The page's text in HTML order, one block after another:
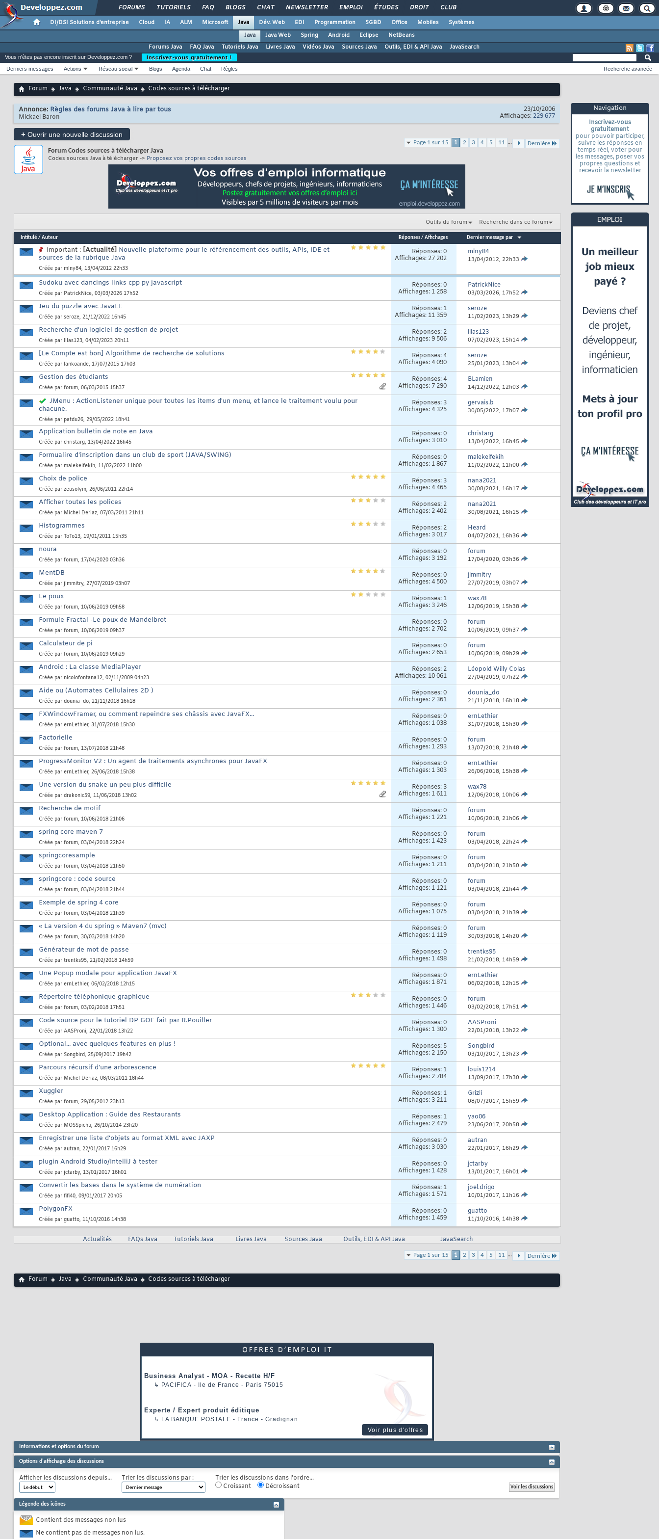
FORUMS TUTORIELS FAQ BLOGS CHAT NEWSLETTER EMPLOI ÉTUDES DROIT CLUB
DI/DSI Solutions d'entreprise Cloud IA ALM Microsoft Java Dév. Web EDI Programmation SGBD Office Mobiles
Systèmes
Java
Java Web Spring Android Eclipse
NetBeans
Forums Java
FAQ Java Tutoriels Java Livres Java Vidéos Java Sources Java Outils, EDI & API Java JavaSearch
Vous n'êtes pas encore inscrit sur Developpez.com ?
Inscrivez-vous gratuitement !
Derniers messages
Actions Réseau social Blogs Agenda Chat Règles Recherche avancée
Forum Java Communauté Java Codes sources à télécharger
Navigation
Inscrivez-vous
gratuitement
pour pouvoir participer,
suivre les réponses en
temps réel, voter pour
les messages, poser vos
propres questions et
recevoir la newsletter
Annonce: Règles des forums Java à lire par tous
Mickael Baron
23/10/2006
Affichages: 229 677
+ Ouvrir une nouvelle discussion
Page 1 sur 15 1 2 3 4 5 11 ... Dernière
Forum Codes sources à télécharger Java
Codes sources Java à télécharger -> Proposez vos propres codes sources
Outils du forum Recherche dans ce forum
Intitulé/ Auteur Réponses/ Affichages Dernier message par
Important : [Actualité] Nouvelle plateforme pour le référencement des outils, APIs, IDE et
sources de la rubrique Java
Créée par mlny84, 13/04/2012 22h33
Réponses:0
Affichages: 27 202
mlny84
13/04/2012, 22h33
Sudoku avec dancings links cpp py javascript
Créée par PatrickNice, 03/03/2026 17h52
Réponses:0
Affichages: 1 258
PatrickNice
03/03/2026, 17h52
Jeu du puzzle avec JavaEE
Créée par seroze, 21/12/2022 16h45
Réponses: 1
Affichages: 11 359
seroze
11/02/2023, 13h29
Recherche d'un logiciel de gestion de projet
Créée par lilas123, 04/02/2023 20h11
Réponses: 2
Affichages: 9 506
lilas123
07/02/2023, 15h14
[Le Compte est bon] Algorithme de recherche de solutions
Créée par lankoande, 17/07/2015 17h03
Réponses:4
Affichages: 4 090
seroze
25/01/2023, 13h04
Gestion des étudiants
Créée par forum, 06/03/2015 15h37
Réponses:4
Affichages: 7 290
BLamien
14/12/2022, 12h03
JMenu : ActionListener unique pour toutes les items d'un menu, et lance le traitement voulu pour
chacune.
Créée par patdu26, 29/05/2022 18h41
Réponses: 3
Affichages: 4 325
gervais.b
30/05/2022, 17h07
Application bulletin de note en Java
Créée par christarg, 13/04/2022 16h45
Réponses:0
Affichages: 3 010
christarg
13/04/2022, 16h45
Formualire d'inscription dans un club de sport (JAVA/SWING)
Créée par malekelfekih, 11/02/2022 11h00
Réponses:0
Affichages: 1 867
malekelfekih
11/02/2022, 11h00
Choix de police
Créée par zeusolym, 26/06/2011 22h14
Réponses: 3
Affichages: 4 465
nana2021
30/08/2021, 16h17
Afficher toutes les polices
Créée par Michel Deriaz, 07/03/2011 21h11
Réponses: 2
Affichages: 2 402
nana2021
30/08/2021, 16h15
Histogrammes
Créée par ToTo13, 19/01/2011 15h35
Réponses: 2
Affichages: 3 017
Heard
04/07/2021, 16h36
noura
Créée par forum, 17/04/2020 03h36
Réponses:0
Affichages: 3 192
forum
17/04/2020, 03h36
MentDB
Créée par jimmitry, 27/07/2019 03h07
Réponses:0
Affichages: 4 500
jimmitry
27/07/2019, 03h07
Le poux
Créée par forum, 10/06/2019 09h58
Réponses: 1
Affichages: 3 246
wax78
12/06/2019, 15h38
Formule Fractal -Le poux de Mandelbrot
Créée par forum, 10/06/2019 09h37
Réponses:0
Affichages: 2 702
forum
10/06/2019, 09h37
Calculateur de pi
Créée par forum, 10/06/2019 09h29
Réponses:0
Affichages: 2 653
forum
10/06/2019, 09h29
Android : La classe MediaPlayer
Créée par nicolofontana12, 02/11/2009 04h23
Réponses: 2
Affichages: 10 061
Léopold Willy Colas
27/04/2019, 07h22
Aide ou (Automates Cellulaires 2D )
Créée par dounia_do, 21/11/2018 16h18
Réponses:0
Affichages: 2 361
dounia_do
21/11/2018, 16h18
FXWindowFramer, ou comment repeindre ses châssis avec JavaFX...
Créée par ernLethier, 31/07/2018 15h30
Réponses:0
Affichages: 1 038
ernLethier
31/07/2018, 15h30
Factorielle
Créée par forum, 13/07/2018 21h48
Réponses:0
Affichages: 1 293
forum
13/07/2018, 21h48
ProgressMonitor V2 : Un agent de traitements asynchrones pour JavaFX
Créée par ernLethier, 26/06/2018 15h38
Réponses:0
Affichages: 1 303
ernLethier
26/06/2018, 15h38
Une version du snake un peu plus difficile
Créée par drakonic59, 11/06/2018 13h02
Réponses: 3
Affichages: 1 611
wax78
12/06/2018, 10h06
Recherche de motif
Créée par forum, 10/06/2018 21h06
Réponses:0
Affichages: 1 221
forum
10/06/2018, 21h06
spring core maven 7
Créée par forum, 03/04/2018 22h24
Réponses:0
Affichages: 1 423
forum
03/04/2018, 22h24
springcoresample
Créée par forum, 03/04/2018 21h50
Réponses:0
Affichages: 1 211
forum
03/04/2018, 21h50
springcore : code source
Créée par forum, 03/04/2018 21h44
Réponses:0
Affichages: 1 121
forum
03/04/2018, 21h44
Exemple de spring 4 core
Créée par forum, 03/04/2018 21h39
Réponses:0
Affichages: 1 075
forum
03/04/2018, 21h39
« La version 4 du spring » Maven7 (mvc)
Créée par forum, 30/03/2018 14h20
Réponses:0
Affichages: 1 119
forum
30/03/2018, 14h20
Générateur de mot de passe
Créée par trentks95, 21/02/2018 14h59
Réponses:0
Affichages: 1 498
trentks95
21/02/2018, 14h59
Une Popup modale pour application JavaFX
Créée par ernLethier, 06/02/2018 12h15
Réponses:0
Affichages: 1 871
ernLethier
06/02/2018, 12h15
Répertoire téléphonique graphique
Créée par forum, 03/02/2018 17h51
Réponses:0
Affichages: 1 446
forum
03/02/2018, 17h51
Code source pour le tutoriel DP GOF fait par R.Pouiller
Créée par AASProni, 22/01/2018 13h22
Réponses:0
Affichages: 1 300
AASProni
22/01/2018, 13h22
Optional... avec quelques features en plus !
Créée par Songbird, 25/09/2017 19h42
Réponses: 5
Affichages: 2 150
Songbird
03/10/2017, 13h23
Parcours récursif d'une arborescence
Créée par Michel Deriaz, 08/03/2011 18h44
Réponses: 1
Affichages: 2 784
louis1214
13/09/2017, 17h30
Xuggler
Créée par forum, 29/05/2012 23h13
Réponses: 1
Affichages: 3 211
Grizli
08/07/2017, 15h59
Desktop Application : Guide des Restaurants
Créée par MOSSpichu, 26/10/2014 23h20
Réponses: 1
Affichages: 2 479
yao06
23/06/2017, 20h58
Enregistrer une liste d'objets au format XML avec JAXP
Créée par autran, 22/01/2017 16h29
Réponses:0
Affichages: 3 030
autran
22/01/2017, 16h29
plugin Android Studio/IntelliJ à tester
Créée par jctarby, 13/01/2017 16h01
Réponses:0
Affichages: 1 428
jctarby
13/01/2017, 16h01
Convertir les bases dans le système de numération
Créée par fifi40, 09/01/2017 20h05
Réponses: 1
Affichages: 1 571
joel.drigo
10/01/2017, 11h16
PolygonFX
Créée par guatto, 11/10/2016 14h38
Réponses:0
Affichages: 1 459
guatto
11/10/2016, 14h38
Actualités FAQs Java Tutoriels Java Livres Java Sources Java Outils, EDI & API Java JavaSearch
Page 1 sur 15 1 2 3 4 5 11 ... Dernière
Forum Java Communauté Java Codes sources à télécharger
Business Analyst - MOA - Recette H/F
↳ PACIFICA - Ile de France - Paris 75015
Experte / Expert produit éditique
↳ LA BANQUE POSTALE - France - Gradignan
Voir plus d'offres
Informations et options du forum
Options d'affichage des discussions
Afficher les discussions depuis... Trier les discussions par :
Trier les discussions dans l'ordre...
Croissant
Décroissant
Légende des icônes
Contient des messages non lus
Ne contient pas de messages non lus.